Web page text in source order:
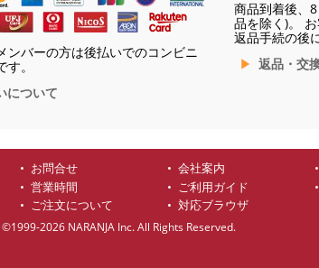
ンバーの方は後払いでのコンビニ
。
について
商品到着後、
品を除く)。
返品手続の後
返品・交
お問合せ 会社案内
営業時間
ご利用ガイド
ご注文について
対応ブラウザ
©1999-2026 NARANJA Inc. All Rights Reserved.